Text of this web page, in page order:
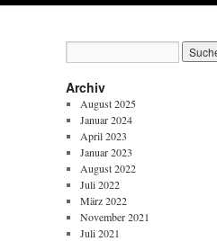
Archiv
August 2025
Januar 2024
April 2023
Januar 2023
August 2022
Juli 2022
März 2022
November 2021
Juli 2021